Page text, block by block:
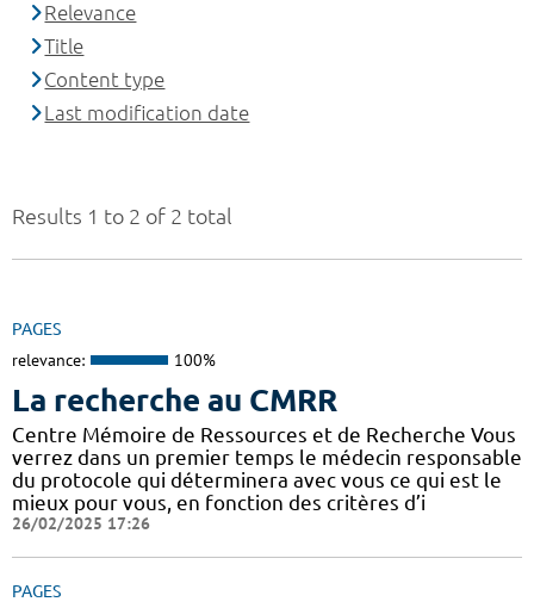
Results 1 to 2 of 2 total
PAGES
relevance: 100%
La recherche au CMRR
Centre Mémoire de Ressources et de Recherche Vous
verrez dans un premier temps le médecin responsable
du protocole qui déterminera avec vous ce qui est le
mieux pour vous, en fonction des critères d’i
26/02/2025 17:26
PAGES
Relevance
Title
Content type
Last modification date